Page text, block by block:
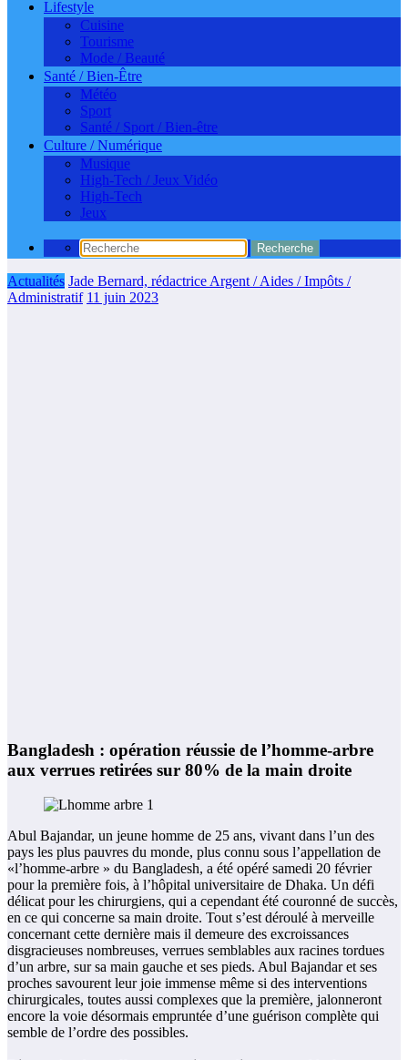
Lifestyle
Cuisine
Tourisme
Mode / Beauté
Santé / Bien-Être
Météo
Sport
Santé / Sport / Bien-être
Culture / Numérique
Musique
High-Tech / Jeux Vidéo
High-Tech
Jeux
Actualités Jade Bernard, rédactrice Argent / Aides / Impôts /
Administratif 11 juin 2023
Bangladesh : opération réussie de l’homme-arbre
aux verrues retirées sur 80% de la main droite
Abul Bajandar, un jeune homme de 25 ans, vivant dans l’un des
pays les plus pauvres du monde, plus connu sous l’appellation de
«l’homme-arbre » du Bangladesh, a été opéré samedi 20 février
pour la première fois, à l’hôpital universitaire de Dhaka. Un défi
délicat pour les chirurgiens, qui a cependant été couronné de succès,
en ce qui concerne sa main droite. Tout s’est déroulé à merveille
concernant cette dernière mais il demeure des excroissances
disgracieuses nombreuses, verrues semblables aux racines tordues
d’un arbre, sur sa main gauche et ses pieds. Abul Bajandar et ses
proches savourent leur joie immense même si des interventions
chirurgicales, toutes aussi complexes que la première, jalonneront
encore la voie désormais empruntée d’une guérison complète qui
semble de l’ordre des possibles.